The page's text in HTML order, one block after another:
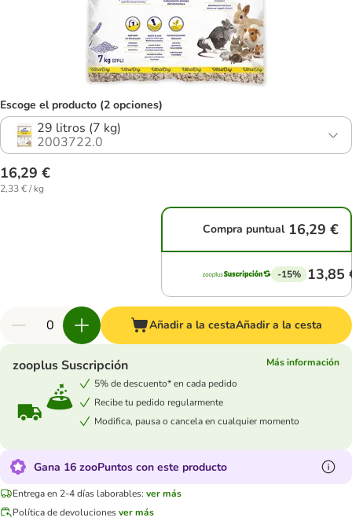
Escoge el producto (2 opciones)
29 litros (7 kg)
2003722.0
16,29 €
2,33 € / kg
Compra puntual 16,29 €
-15% 13,85
Añadir a la cestaAñadir a la cesta
zooplus Suscripción
Más información
5% de descuento* en cada pedido
Recibe tu pedido regularmente
Modifica, pausa o cancela en cualquier momento
Gana 16 zooPuntos con este producto
Entrega en 2-4 días laborables: ver más
Política de devolucionesver más